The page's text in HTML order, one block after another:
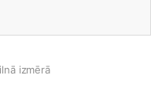
izmērā